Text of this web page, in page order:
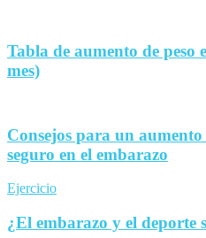
Tabla de aumento de peso
mes)
Consejos para un aumento
seguro en el embarazo
Ejercicio
¿El embarazo y el deporte